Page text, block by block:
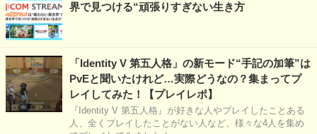
界で見つける“頑張りすぎない生き方
「Identity V 第五人格」の新モード“手記の加筆”は
PvEと聞いたけれど…実際どうなの？集まってプ
レイしてみた！【プレイレポ】
『Identity V 第五人格』が好きな人やプレイしたことある
人、全くプレイしたことがない人など、様々な4人を集め